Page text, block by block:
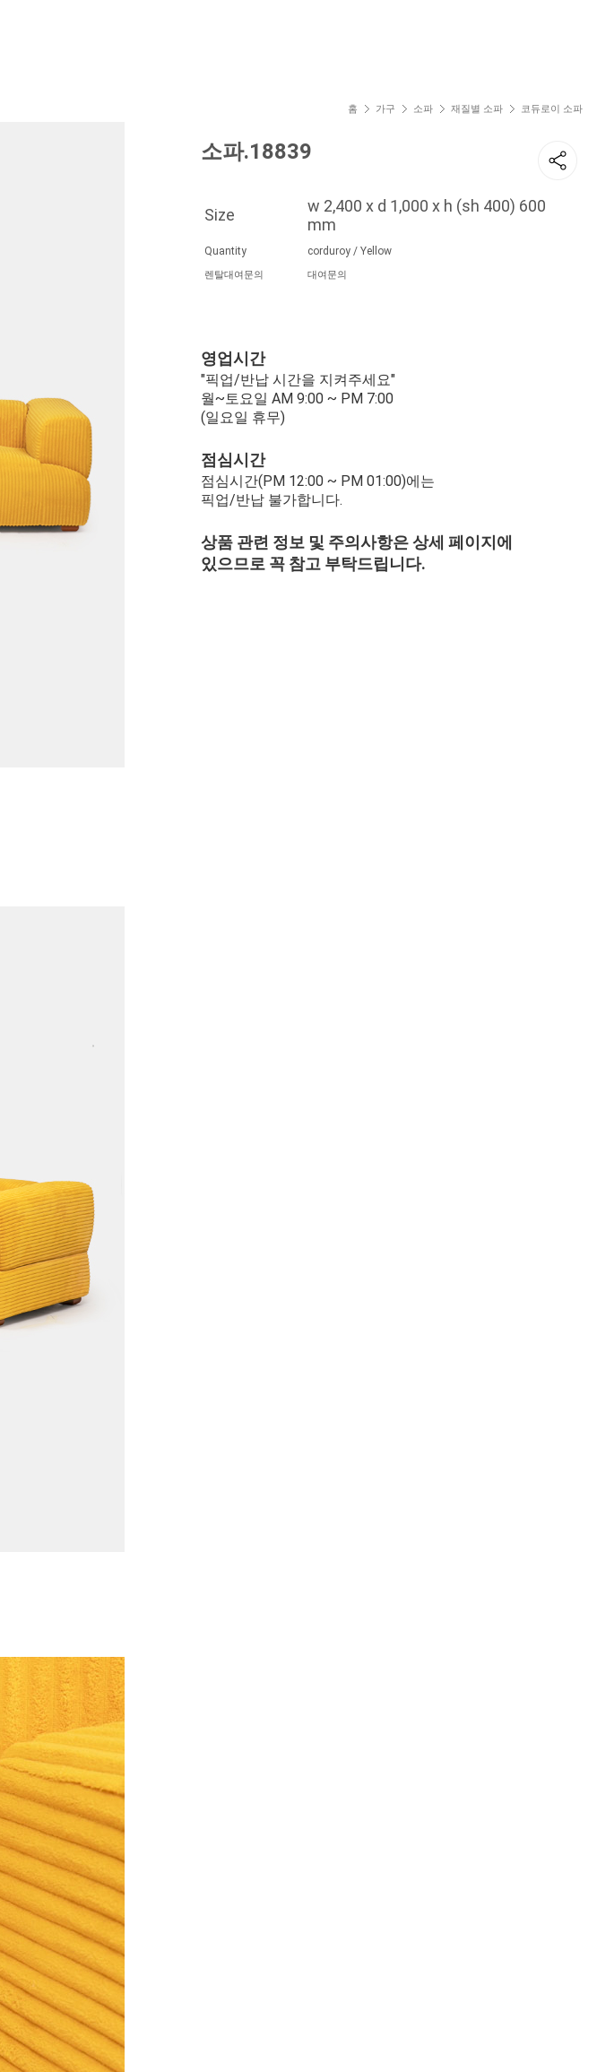
홈 가구 소파 재질별 소파 코듀로이 소파
소파.18839
Size
w 2,400 x d 1,000 x h (sh 400) 600
mm
Quantity corduroy / Yellow
렌탈대여문의 대여문의
영업시간
"픽업/반납 시간을 지켜주세요"
월~토요일 AM 9:00 ~ PM 7:00
(일요일 휴무)
점심시간
점심시간(PM 12:00 ~ PM 01:00)에는
픽업/반납 불가합니다.
상품 관련 정보 및 주의사항은 상세 페이지에
있으므로 꼭 참고 부탁드립니다.